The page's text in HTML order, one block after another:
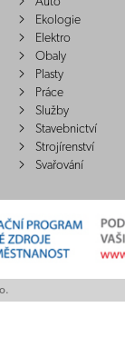
Ekologie
Elektro
Obaly
Plasty
Práce
Služby
Stavebnictví
Strojírenství
Svařování